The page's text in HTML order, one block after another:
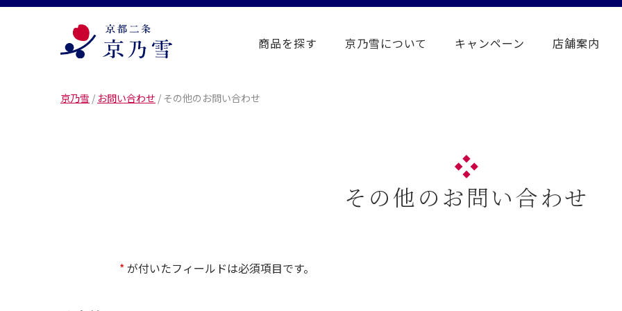
商品を探す 京乃雪について キャンペーン 店舗案内
京乃雪 / お問い合わせ / その他のお問い合わせ
その他のお問い合わせ
*が付いたフィールドは必須項目です。